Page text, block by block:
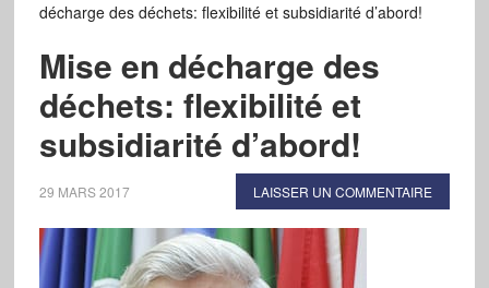
décharge des déchets: flexibilité et subsidiarité d’abord!
Mise en décharge des
déchets: flexibilité et
subsidiarité d’abord!
29 MARS 2017 LAISSER UN COMMENTAIRE